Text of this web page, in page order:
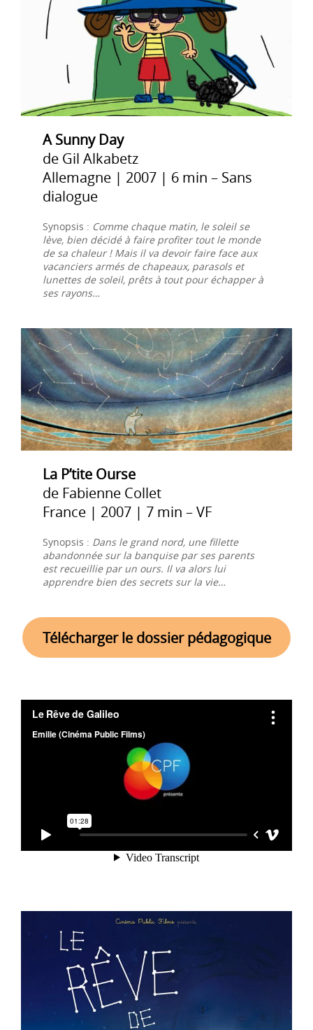
A Sunny Day
de Gil Alkabetz
Allemagne | 2007 | 6 min – Sans
dialogue
Synopsis : Comme chaque matin, le soleil se
lève, bien décidé à faire profiter tout le monde
de sa chaleur ! Mais il va devoir faire face aux
vacanciers armés de chapeaux, parasols et
lunettes de soleil, prêts à tout pour échapper à
ses rayons…
La P’tite Ourse
de Fabienne Collet
France | 2007 | 7 min – VF
Synopsis : Dans le grand nord, une fillette
abandonnée sur la banquise par ses parents
est recueillie par un ours. Il va alors lui
apprendre bien des secrets sur la vie…
Télécharger le dossier pédagogique